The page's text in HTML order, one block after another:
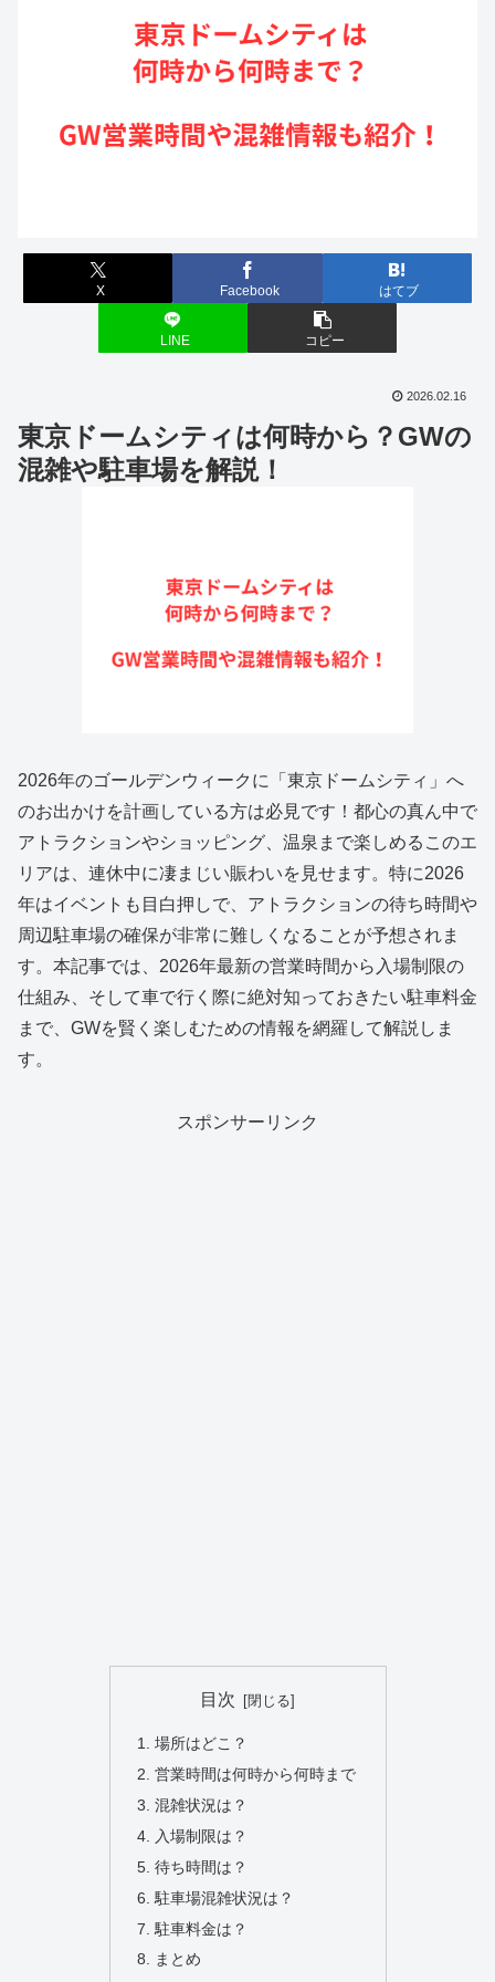
X Facebook はてブ
LINE コピー
2026.02.16
東京ドームシティは何時から？GWの
混雑や駐車場を解説！
2026年のゴールデンウィークに「東京ドームシティ」へ
のお出かけを計画している方は必見です！都心の真ん中で
アトラクションやショッピング、温泉まで楽しめるこのエ
リアは、連休中に凄まじい賑わいを見せます。特に2026
年はイベントも目白押しで、アトラクションの待ち時間や
周辺駐車場の確保が非常に難しくなることが予想されま
す。本記事では、2026年最新の営業時間から入場制限の
仕組み、そして車で行く際に絶対知っておきたい駐車料金
まで、GWを賢く楽しむための情報を網羅して解説しま
す。
スポンサーリンク
目次
場所はどこ？
営業時間は何時から何時まで
混雑状況は？
入場制限は？
待ち時間は？
駐車場混雑状況は？
駐車料金は？
まとめ